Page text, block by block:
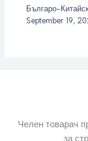
Българо-
September 19,
Челен товарач
за